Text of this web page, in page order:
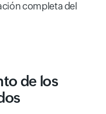
completa del
de los